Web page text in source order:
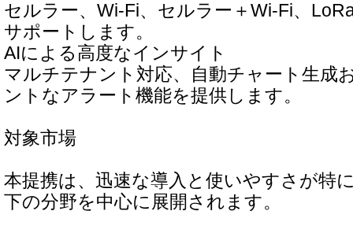
セルラー、Wi-Fi、セルラー＋Wi-Fi、
サポートします。
AIによる高度なインサイト
マルチテナント対応、自動チャート生成
ントなアラート機能を提供します。
対象市場
本提携は、迅速な導入と使いやすさが特
下の分野を中心に展開されます。